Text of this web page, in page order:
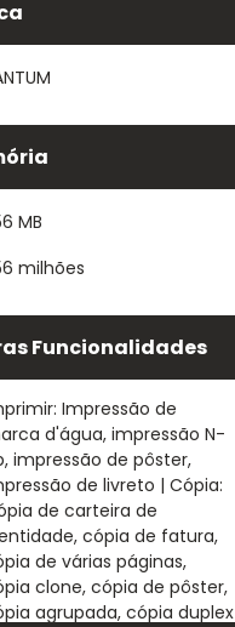
MB
milhões
Funcionalidades
Impressão de
d'água, impressão N-
impressão de pôster,
de livreto | Cópia:
de carteira de
cópia de fatura,
de várias páginas,
clone, cópia de pôster,
agrupada, cópia duplex